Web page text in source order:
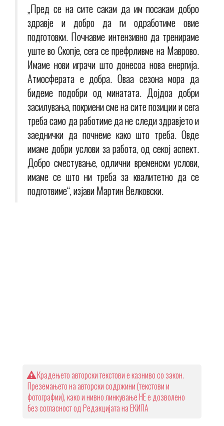
„Пред се на сите сакам да им посакам добро
здравје и добро да ги одработиме овие
подготовки. Почнавме интензивно да тренираме
уште во Скопје, сега се префрливме на Маврово.
Имаме нови играчи што донесоа нова енергија.
Атмосферата е добра. Оваа сезона мора да
бидеме подобри од минатата. Дојдоа добри
засилувања, покриени сме на сите позиции и сега
треба само да работиме да не следи здравјето и
заеднички да почнеме како што треба. Овде
имаме добри услови за работа, од секој аспект.
Добро сместување, одлични временски услови,
имаме се што ни треба за квалитетно да се
подготвиме“, изјави Мартин Велковски.
Крадењето авторски текстови е казниво со закон.
Преземањето на авторски содржини (текстови и
фотографии), како и нивно линкување НЕ е дозволено
без согласност од Редакцијата на ЕКИПА